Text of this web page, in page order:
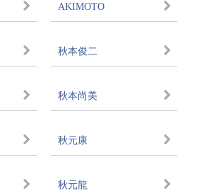
AKIMOTO
秋本俊二
秋本尚美
秋元康
秋元龍